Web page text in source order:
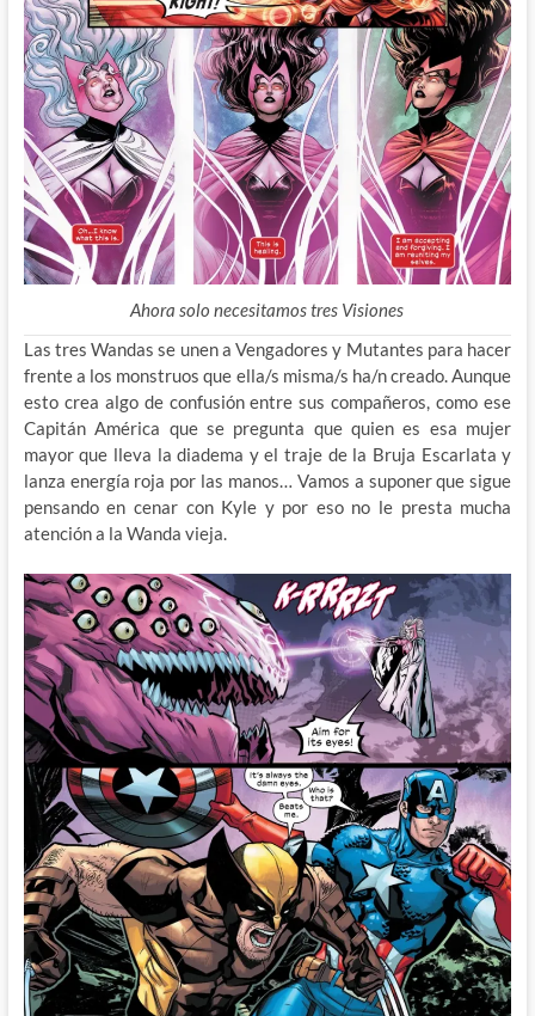
Ahora solo necesitamos tres Visiones
Las tres Wandas se unen a Vengadores y Mutantes para hacer
frente a los monstruos que ella/s misma/s ha/n creado. Aunque
esto crea algo de confusión entre sus compañeros, como ese
Capitán América que se pregunta que quien es esa mujer
mayor que lleva la diadema y el traje de la Bruja Escarlata y
lanza energía roja por las manos… Vamos a suponer que sigue
pensando en cenar con Kyle y por eso no le presta mucha
atención a la Wanda vieja.